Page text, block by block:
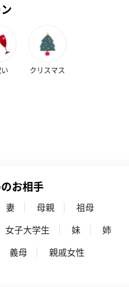
浴剤4点セット
クリスマス
お相手
妻 母親
祖母
女子大学生 妹
姉
義母 親戚女性